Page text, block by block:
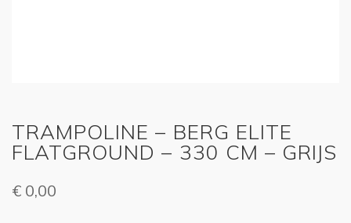
TRAMPOLINE – BERG ELITE
FLATGROUND – 330 CM – GRIJS
€ 0,00